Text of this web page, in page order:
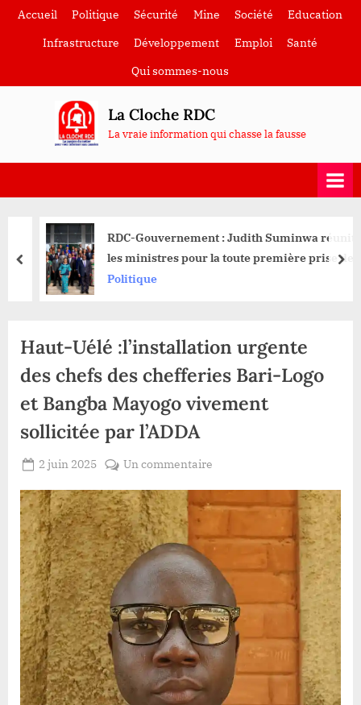
SkipAccueil Politique Sécurité Mine Société
Education
Infrastructure
Développement Emploi
Santé
Qui sommes-nous
La Cloche RDC
La vraie information qui chasse la fausse
RDC-Gouvernement : Judith Suminwa réunit
les ministres pour la toute première prise de
contact
Politique
prev
Haut-Uélé :l’installation urgente
des chefs des chefferies Bari-Logo
et Bangba Mayogo vivement
sollicitée par l’ADDA
Posted
2 juin 2025
ROMEO
Un commentaire
Uélé
urgente
chefs
des
chefferies
Bari-
Logo
et
Bangba